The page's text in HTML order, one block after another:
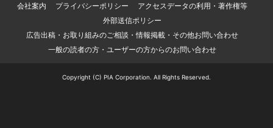
会社案内
プライバシーポリシー
アクセスデータの利用・著作権等
外部送信ポリシー
広告出稿・お取り組みのご相談・情報掲載・その他お問い合わせ
一般の読者の方・ユーザーの方からのお問い合わせ
Copyright (C) PIA Corporation. All Rights Reserved.